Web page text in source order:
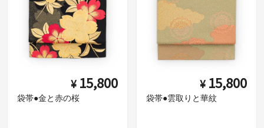
¥ 15,800
袋帯●金と赤の桜
¥ 15,800
袋帯●雲取りと華紋